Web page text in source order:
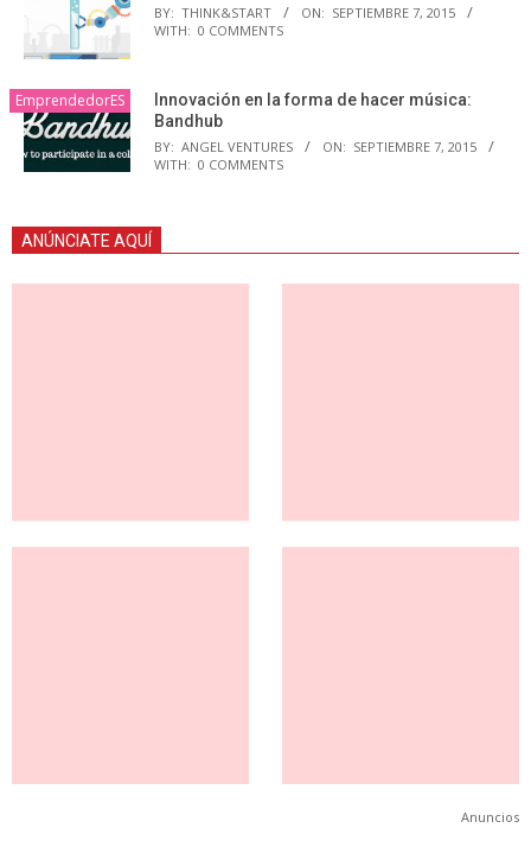
BY: THINK&START ON: SEPTIEMBRE 7, 2015
WITH: 0 COMMENTS
EmprendedorES
Innovación en la forma de hacer música:
Bandhub
BY: ANGEL VENTURES ON: SEPTIEMBRE 7, 2015
WITH: 0 COMMENTS
ANÚNCIATE AQUÍ
Anuncios